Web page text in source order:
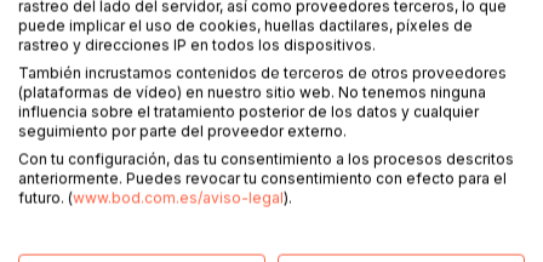
manejados por Cleopatra para que la ayudaran a terminar
con la vida de su hermana, aunque César admiraba tanto a
Arsinoe que decidió una arriesgada estrategia para salvarla.
Arsinoe, en medio de su azarosa vida, vivió una intensa
historia de amor siempre amenazada por el filo de las
espadas que empuñaban los sicarios comandados en la
distancia por Cleopatra.
La lucha parecía interminable pero el destino debía
rastreo del lado del servidor, así como proveedores terceros, lo que
puede implicar el uso de cookies, huellas dactilares, píxeles de
rastreo y direcciones IP en todos los dispositivos.
También incrustamos contenidos de terceros de otros proveedores
(plataformas de vídeo) en nuestro sitio web. No tenemos ninguna
influencia sobre el tratamiento posterior de los datos y cualquier
seguimiento por parte del proveedor externo.
Con tu configuración, das tu consentimiento a los procesos descritos
anteriormente. Puedes revocar tu consentimiento con efecto para el
futuro. (www.bod.com.es/aviso-legal).